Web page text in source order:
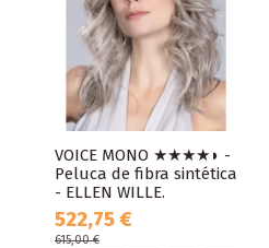
VOICE MONO ★★★★◗ -
Peluca de fibra sintética
- ELLEN WILLE.
522,75 €
615,00 €